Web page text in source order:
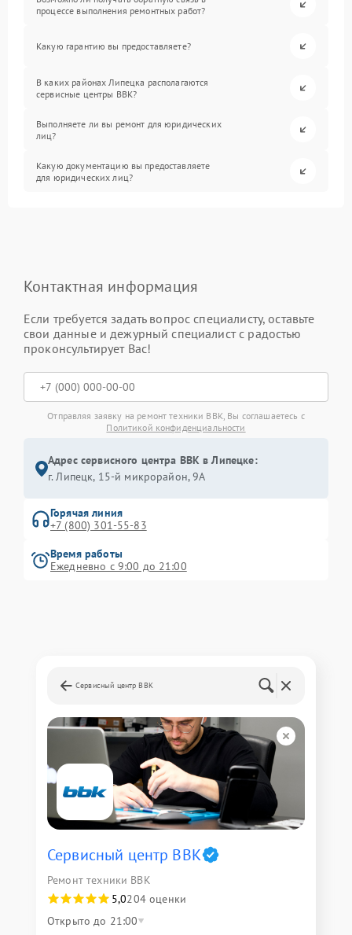
процессе выполнения ремонтных работ?
Какую гарантию вы предоставляете?
В каких районах Липецка располагаются
сервисные центры BBK?
Выполняете ли вы ремонт для юридических
лиц?
Какую документацию вы предоставляете
для юридических лиц?
Контактная информация
Если требуется задать вопрос специалисту, оставьте
свои данные и дежурный специалист с радостью
проконсультирует Вас!
Отправляя заявку на ремонт техники BBK, Вы соглашаетесь с
Политикой конфиденциальности
Адрес сервисного центра BBK в Липецке:
г. Липецк, 15-й микрорайон, 9А
Горячая линия
+7 (800) 301-55-83
Время работы
Ежедневно с 9:00 до 21:00
Сервисный центр BBK
Сервисный центр BBK
Ремонт техники BBK
5,0204 оценки
Открыто до 21:00